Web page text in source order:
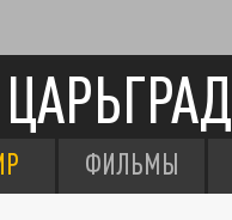
ЦАРЬГРАД
ФИЛЬМЫ